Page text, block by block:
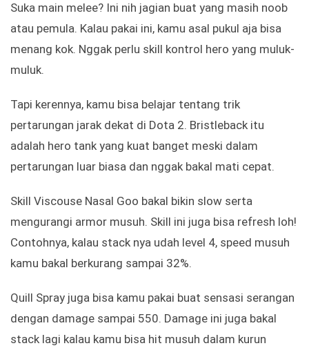
Suka main melee? Ini nih jagian buat yang masih noob
atau pemula. Kalau pakai ini, kamu asal pukul aja bisa
menang kok. Nggak perlu skill kontrol hero yang muluk-
muluk.
Tapi kerennya, kamu bisa belajar tentang trik
pertarungan jarak dekat di Dota 2. Bristleback itu
adalah hero tank yang kuat banget meski dalam
pertarungan luar biasa dan nggak bakal mati cepat.
Skill Viscouse Nasal Goo bakal bikin slow serta
mengurangi armor musuh. Skill ini juga bisa refresh loh!
Contohnya, kalau stack nya udah level 4, speed musuh
kamu bakal berkurang sampai 32%.
Quill Spray juga bisa kamu pakai buat sensasi serangan
dengan damage sampai 550. Damage ini juga bakal
stack lagi kalau kamu bisa hit musuh dalam kurun